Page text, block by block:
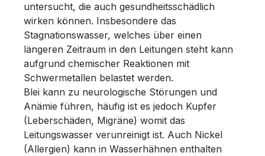
untersucht, die auch gesundheitsschädlich
wirken können. Insbesondere das
Stagnationswasser, welches über einen
längeren Zeitraum in den Leitungen steht kann
aufgrund chemischer Reaktionen mit
Schwermetallen belastet werden.
Blei kann zu neurologische Störungen und
Anämie führen, häufig ist es jedoch Kupfer
(Leberschäden, Migräne) womit das
Leitungswasser verunreinigt ist. Auch Nickel
(Allergien) kann in Wasserhähnen enthalten